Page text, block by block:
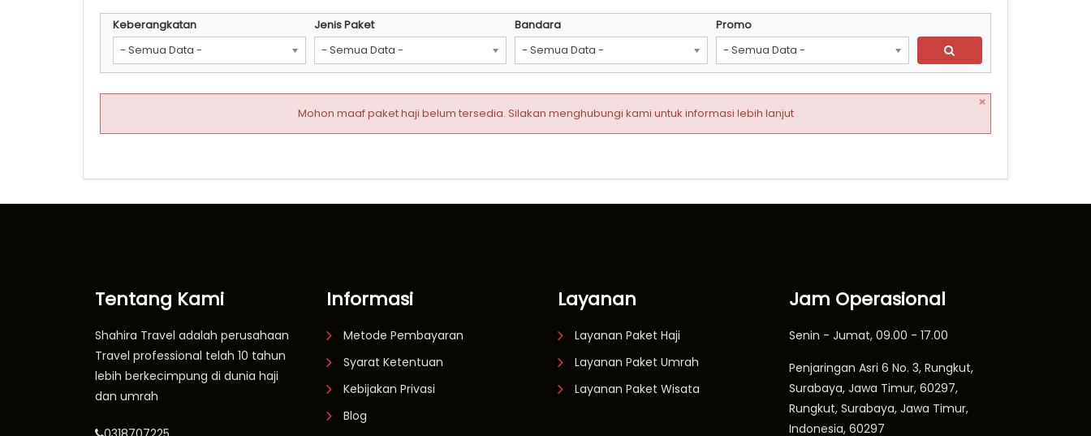
Keberangkatan
- Semua Data -
Jenis Paket
- Semua Data -
Bandara
- Semua Data -
Promo
- Semua Data -
Mohon maaf paket haji belum tersedia. Silakan menghubungi kami untuk informasi lebih lanjut
×
Tentang Kami
Shahira Travel adalah perusahaan
Travel professional telah 10 tahun
lebih berkecimpung di dunia haji
dan umrah
Informasi
Metode Pembayaran
Syarat Ketentuan
Kebijakan Privasi
Blog
Layanan
Layanan Paket Haji
Layanan Paket Umrah
Layanan Paket Wisata
Jam Operasional
Senin - Jumat, 09.00 - 17.00
Penjaringan Asri 6 No. 3, Rungkut,
Surabaya, Jawa Timur, 60297,
Rungkut, Surabaya, Jawa Timur,
Indonesia, 60297